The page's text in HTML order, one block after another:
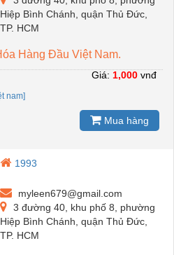
Hiệp Bình Chánh, quận Thủ Đức,
TP. HCM
Hàng Đầu Việt Nam.
nam]
Giá: 1,000 vnđ
Mua hàng
1993
myleen679@gmail.com
3 đường 40, khu phố 8, phường
Hiệp Bình Chánh, quận Thủ Đức,
TP. HCM